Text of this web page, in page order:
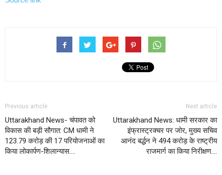
Previous article
Uttarakhand News- चंपावत को
विकास की बड़ी सौगात: CM धामी ने
123.79 करोड़ की 17 परियोजनाओं का
किया लोकार्पण-शिलान्यास….
Next article
Uttarakhand News: धामी सरकार का
इंफ्रास्ट्रक्चर पर जोर, मुख्य सचिव
आनंद बर्द्धन ने 494 करोड़ के राष्ट्रीय
राजमार्ग का किया निरीक्षण….